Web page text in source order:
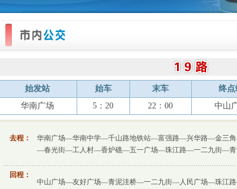
始发站 始车 末车 终点
华南广场
5：20 22：00 中山
去程：
华南广场—华南中学—千山路地铁站—富强路—兴华路—金三
—春光街—工人村—香炉礁—五一广场—珠江路—一二九街—青
回程：
中山广场—友好广场—青泥洼桥—一二九街—人民广场—珠江